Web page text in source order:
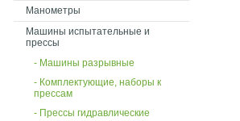
Манометры
Машины испытательные и
прессы
- Машины разрывные
- Комплектующие, наборы к
прессам
- Прессы гидравлические